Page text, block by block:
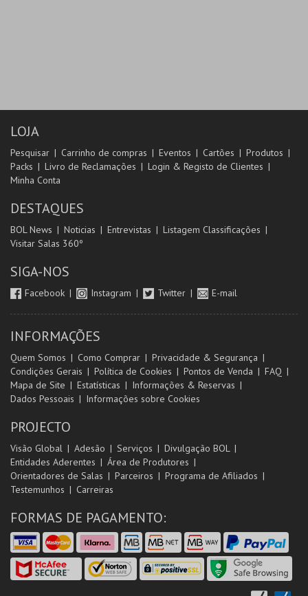
LOJA
Pesquisar Carrinho de compras Eventos Cartões
Produtos
Packs
Livro de Reclamações
Login & Registo de Clientes
Minha Conta
DESTAQUES
BOL News Noticias Entrevistas
Listagem Classificações
Visitar Salas 360º
SIGA-NOS
Facebook Instagram Twitter E-mail
INFORMAÇÕES
Quem Somos Como Comprar
Privacidade & Segurança
Condições Gerais
Política de Cookies Pontos de Venda
FAQ
Mapa de Site
Estatísticas
Informações & Reservas
Dados Pessoais
Informações sobre Cookies
PROJECTO
Visão Global Adesão Serviços
Divulgação BOL
Entidades Aderentes
Área de Produtores
Orientadores de Salas
Parceiros
Programa de Afiliados
Testemunhos
Carreiras
FORMAS DE PAGAMENTO: